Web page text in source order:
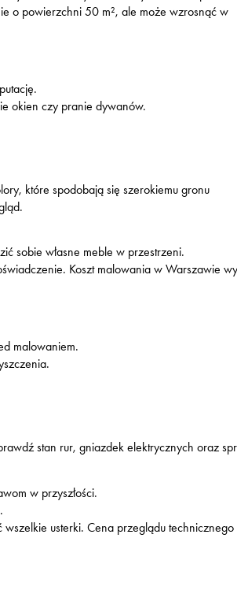
o powierzchni 50 m², ale może wzrosnąć w
okien czy pranie dywanów.
które spodobają się szerokiemu gronu
sobie własne meble w przestrzeni.
Koszt malowania w Warszawie
malowaniem.
stan rur, gniazdek elektrycznych oraz
w przyszłości.
usterki. Cena przeglądu technicznego